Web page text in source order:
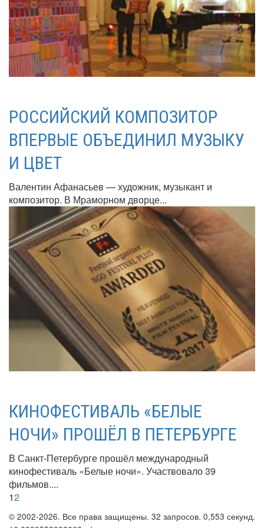
РОССИЙСКИЙ КОМПОЗИТОР
ВПЕРВЫЕ ОБЪЕДИНИЛ МУЗЫКУ
И ЦВЕТ
Валентин Афанасьев — художник, музыкант и
композитор. В Мраморном дворце...
КИНОФЕСТИВАЛЬ «БЕЛЫЕ
НОЧИ» ПРОШЁЛ В ПЕТЕРБУРГЕ
В Санкт-Петербурге прошёл международный
кинофестиваль «Белые ночи». Участвовало 39
фильмов....
12
© 2002-2026. Все права защищены. 32 запросов. 0,553 секунд.